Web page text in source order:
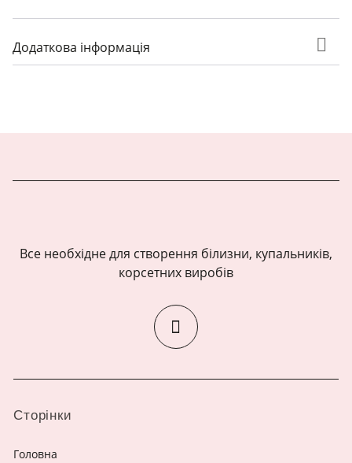
Додаткова інформація
Все необхідне для створення білизни, купальників,
корсетних виробів
Сторінки
Головна